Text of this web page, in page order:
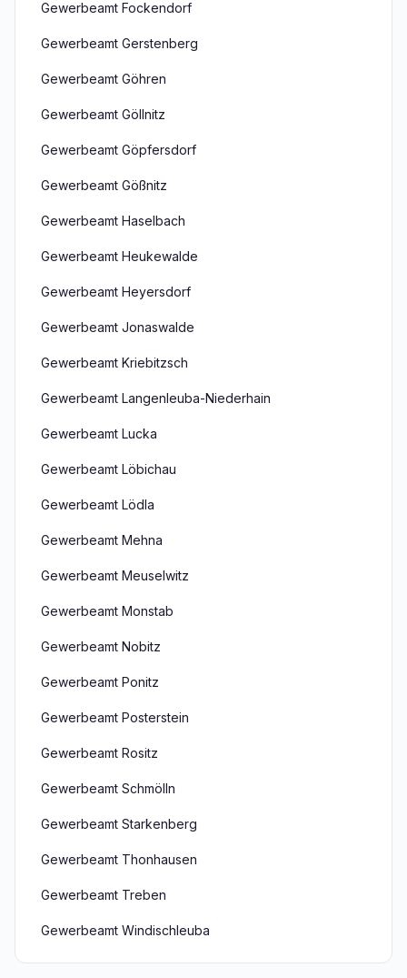
Gewerbeamt Fockendorf
Gewerbeamt Gerstenberg
Gewerbeamt Göhren
Gewerbeamt Göllnitz
Gewerbeamt Göpfersdorf
Gewerbeamt Gößnitz
Gewerbeamt Haselbach
Gewerbeamt Heukewalde
Gewerbeamt Heyersdorf
Gewerbeamt Jonaswalde
Gewerbeamt Kriebitzsch
Gewerbeamt Langenleuba-Niederhain
Gewerbeamt Lucka
Gewerbeamt Löbichau
Gewerbeamt Lödla
Gewerbeamt Mehna
Gewerbeamt Meuselwitz
Gewerbeamt Monstab
Gewerbeamt Nobitz
Gewerbeamt Ponitz
Gewerbeamt Posterstein
Gewerbeamt Rositz
Gewerbeamt Schmölln
Gewerbeamt Starkenberg
Gewerbeamt Thonhausen
Gewerbeamt Treben
Gewerbeamt Windischleuba